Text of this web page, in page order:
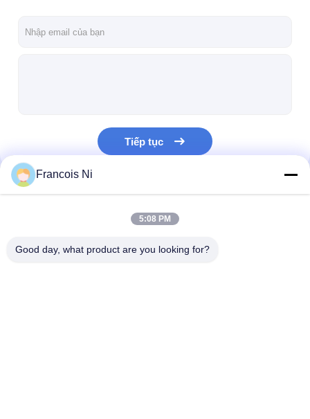
Máy đóng gói tự độngTiếp tục
Danh Mục Của Chúng Tôi
Francois Ni
5:08 PM
Good day, what product are you looking for?